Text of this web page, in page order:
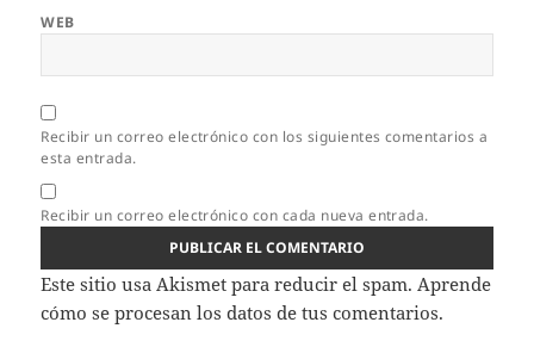
WEB
Recibir un correo electrónico con los siguientes comentarios a
esta entrada.
Recibir un correo electrónico con cada nueva entrada.
Este sitio usa Akismet para reducir el spam. Aprende
cómo se procesan los datos de tus comentarios.